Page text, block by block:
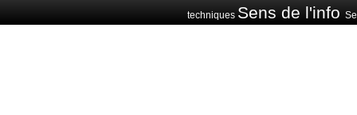
techniques Sens de l'info